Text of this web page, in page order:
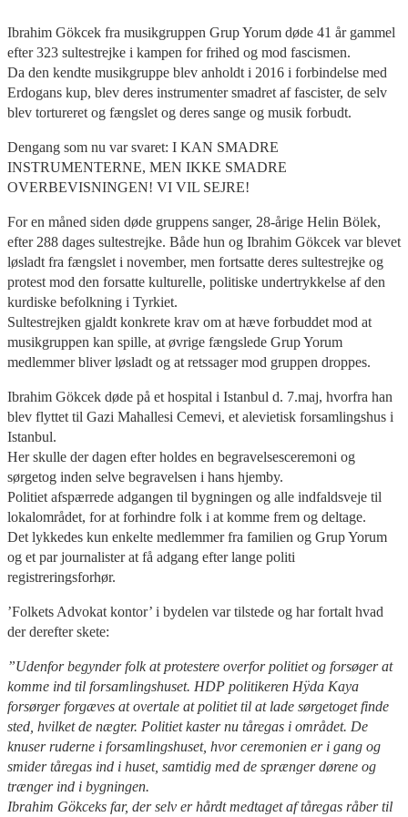
Ibrahim Gökcek fra musikgruppen Grup Yorum døde 41 år gammel
efter 323 sultestrejke i kampen for frihed og mod fascismen.
Da den kendte musikgruppe blev anholdt i 2016 i forbindelse med
Erdogans kup, blev deres instrumenter smadret af fascister, de selv
blev tortureret og fængslet og deres sange og musik forbudt.
Dengang som nu var svaret: I KAN SMADRE
INSTRUMENTERNE, MEN IKKE SMADRE
OVERBEVISNINGEN! VI VIL SEJRE!
For en måned siden døde gruppens sanger, 28-årige Helin Bölek,
efter 288 dages sultestrejke. Både hun og Ibrahim Gökcek var blevet
løsladt fra fængslet i november, men fortsatte deres sultestrejke og
protest mod den forsatte kulturelle, politiske undertrykkelse af den
kurdiske befolkning i Tyrkiet.
Sultestrejken gjaldt konkrete krav om at hæve forbuddet mod at
musikgruppen kan spille, at øvrige fængslede Grup Yorum
medlemmer bliver løsladt og at retssager mod gruppen droppes.
Ibrahim Gökcek døde på et hospital i Istanbul d. 7.maj, hvorfra han
blev flyttet til Gazi Mahallesi Cemevi, et alevietisk forsamlingshus i
Istanbul.
Her skulle der dagen efter holdes en begravelsesceremoni og
sørgetog inden selve begravelsen i hans hjemby.
Politiet afspærrede adgangen til bygningen og alle indfaldsveje til
lokalområdet, for at forhindre folk i at komme frem og deltage.
Det lykkedes kun enkelte medlemmer fra familien og Grup Yorum
og et par journalister at få adgang efter lange politi
registreringsforhør.
’Folkets Advokat kontor’ i bydelen var tilstede og har fortalt hvad
der derefter skete:
”Udenfor begynder folk at protestere overfor politiet og forsøger at
komme ind til forsamlingshuset. HDP politikeren Hÿda Kaya
forsørger forgæves at overtale at politiet til at lade sørgetoget finde
sted, hvilket de nægter. Politiet kaster nu tåregas i området. De
knuser ruderne i forsamlingshuset, hvor ceremonien er i gang og
smider tåregas ind i huset, samtidig med de sprænger dørene og
trænger ind i bygningen.
Ibrahim Gökceks far, der selv er hårdt medtaget af tåregas råber til